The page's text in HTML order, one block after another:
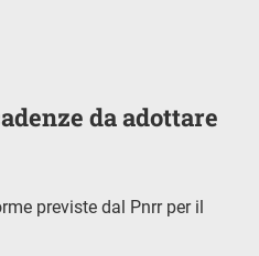
da adottare
previste dal Pnrr per il